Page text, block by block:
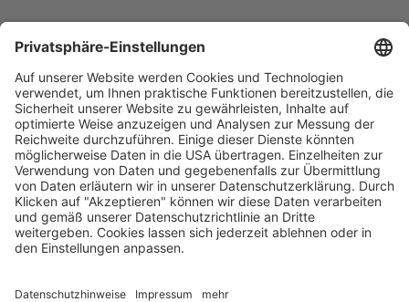
Häufig aufgerufen
Standorte & Öffnungszeiten
anmelden & ausleihen
Ausbildung & Karriere
Impressum Datenschutz Barrierefreiheit
literaturportal-bayern.de